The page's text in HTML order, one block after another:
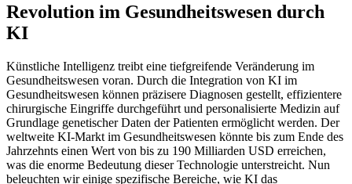
Revolution im Gesundheitswesen durch
KI
Künstliche Intelligenz treibt eine tiefgreifende Veränderung im
Gesundheitswesen voran. Durch die Integration von KI im
Gesundheitswesen können präzisere Diagnosen gestellt, effizientere
chirurgische Eingriffe durchgeführt und personalisierte Medizin auf
Grundlage genetischer Daten der Patienten ermöglicht werden. Der
weltweite KI-Markt im Gesundheitswesen könnte bis zum Ende des
Jahrzehnts einen Wert von bis zu 190 Milliarden USD erreichen,
was die enorme Bedeutung dieser Technologie unterstreicht. Nun
beleuchten wir einige spezifische Bereiche, wie KI das